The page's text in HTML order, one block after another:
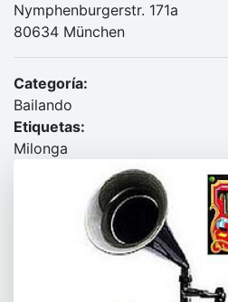
Nymphenburgerstr. 171a
80634 München
Categoría:
Bailando
Etiquetas:
Milonga